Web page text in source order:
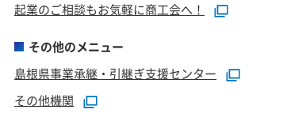
起業のご相談もお気軽に商工会へ！
その他のメニュー
島根県事業承継・引継ぎ支援センター
その他機関